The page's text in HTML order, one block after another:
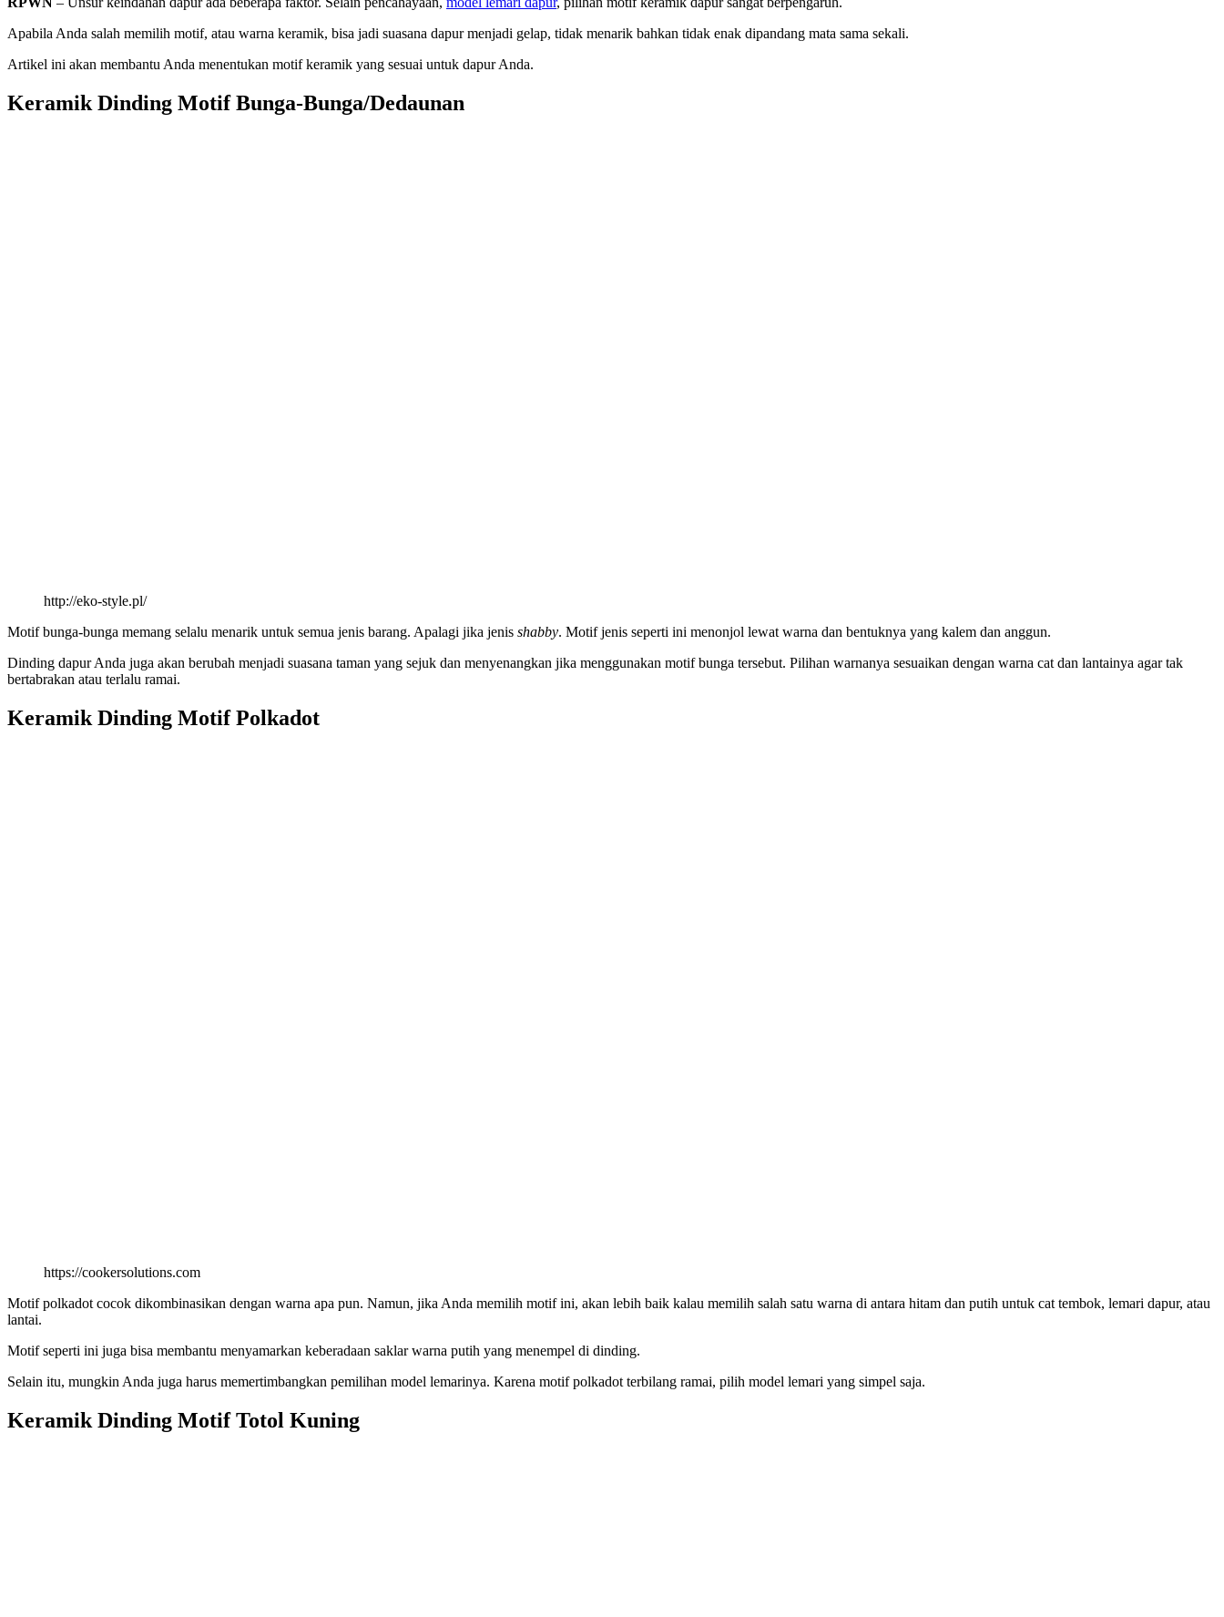
Apabila Anda salah memilih motif, atau warna keramik, bisa jadi suasana dapur menjadi gelap, tidak menarik bahkan tidak enak dipandang mata sama sekali.
Artikel ini akan membantu Anda menentukan motif keramik yang sesuai untuk dapur Anda.
Keramik Dinding Motif Bunga-Bunga/Dedaunan
http://eko-style.pl/
Motif bunga-bunga memang selalu menarik untuk semua jenis barang. Apalagi jika jenis shabby. Motif jenis seperti ini menonjol lewat warna dan bentuknya yang kalem dan anggun.
Dinding dapur Anda juga akan berubah menjadi suasana taman yang sejuk dan menyenangkan jika menggunakan motif bunga tersebut. Pilihan warnanya sesuaikan dengan warna cat dan lantainya agar tak
bertabrakan atau terlalu ramai.
Keramik Dinding Motif Polkadot
https://cookersolutions.com
Motif polkadot cocok dikombinasikan dengan warna apa pun. Namun, jika Anda memilih motif ini, akan lebih baik kalau memilih salah satu warna di antara hitam dan putih untuk cat tembok, lemari dapur, atau
lantai.
Motif seperti ini juga bisa membantu menyamarkan keberadaan saklar warna putih yang menempel di dinding.
Selain itu, mungkin Anda juga harus memertimbangkan pemilihan model lemarinya. Karena motif polkadot terbilang ramai, pilih model lemari yang simpel saja.
Keramik Dinding Motif Totol Kuning